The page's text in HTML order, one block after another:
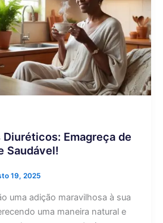
Emagreça de
Saudável!
19, 2025
uma adição maravilhosa à sua
uma maneira natural e